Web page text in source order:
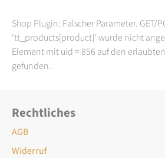
Shop Plugin: Falscher Parameter. GET/
'tt_products[product]' wurde nicht
Element mit uid = 856 auf den
gefunden.
Rechtliches
AGB
Widerruf